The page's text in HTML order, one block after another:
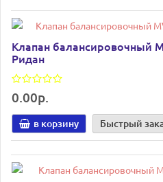
Клапан балансировочный
Ридан
0.00р.
в корзину Быстрый